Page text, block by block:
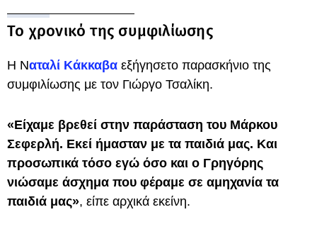
Το χρονικό της συμφιλίωσης
Η Ναταλί Κάκκαβα εξήγησετο παρασκήνιο της
συμφιλίωσης με τον Γιώργο Τσαλίκη.
«Είχαμε βρεθεί στην παράσταση του Μάρκου
Σεφερλή. Εκεί ήμασταν με τα παιδιά μας. Και
προσωπικά τόσο εγώ όσο και ο Γρηγόρης
νιώσαμε άσχημα που φέραμε σε αμηχανία τα
παιδιά μας», είπε αρχικά εκείνη.